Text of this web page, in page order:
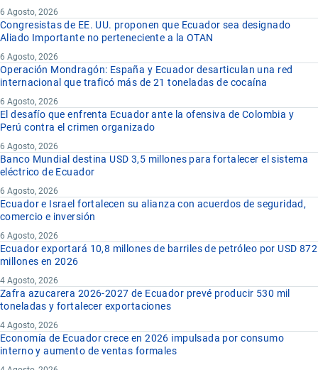
6 Agosto, 2026
Congresistas de EE. UU. proponen que Ecuador sea designado
Aliado Importante no perteneciente a la OTAN
6 Agosto, 2026
Operación Mondragón: España y Ecuador desarticulan una red
internacional que traficó más de 21 toneladas de cocaína
6 Agosto, 2026
El desafío que enfrenta Ecuador ante la ofensiva de Colombia y
Perú contra el crimen organizado
6 Agosto, 2026
Banco Mundial destina USD 3,5 millones para fortalecer el sistema
eléctrico de Ecuador
6 Agosto, 2026
Ecuador e Israel fortalecen su alianza con acuerdos de seguridad,
comercio e inversión
6 Agosto, 2026
Ecuador exportará 10,8 millones de barriles de petróleo por USD 872
millones en 2026
4 Agosto, 2026
Zafra azucarera 2026-2027 de Ecuador prevé producir 530 mil
toneladas y fortalecer exportaciones
4 Agosto, 2026
Economía de Ecuador crece en 2026 impulsada por consumo
interno y aumento de ventas formales